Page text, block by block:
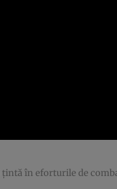
în eforturile de